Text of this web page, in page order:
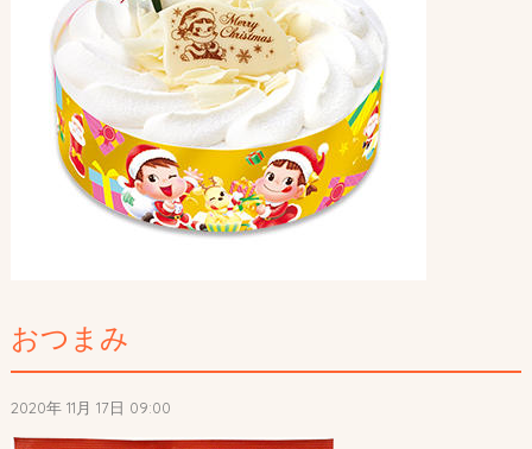
おつまみ
2020年 11月 17日 09:00